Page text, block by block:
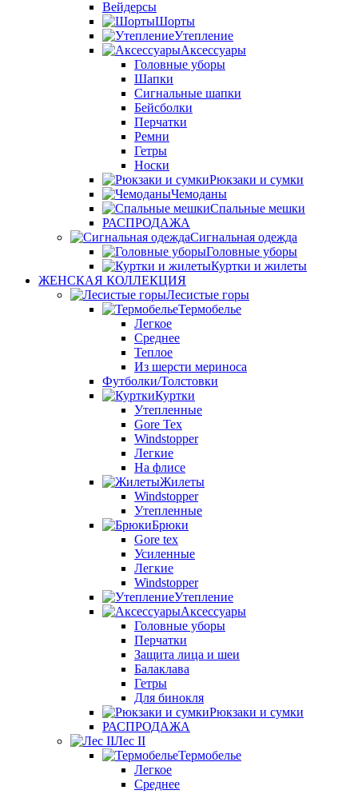
Вейдерсы
Шорты
Утепление
Аксессуары
Головные уборы
Шапки
Сигнальные шапки
Бейсболки
Перчатки
Ремни
Гетры
Носки
Рюкзаки и сумки
Чемоданы
Спальные мешки
РАСПРОДАЖА
Сигнальная одежда
Головные уборы
Куртки и жилеты
ЖЕНСКАЯ КОЛЛЕКЦИЯ
Лесистые горы
Термобелье
Легкое
Среднее
Теплое
Из шерсти мериноса
Футболки/Толстовки
Куртки
Утепленные
Gore Tex
Windstopper
Легкие
На флисе
Жилеты
Windstopper
Утепленные
Брюки
Gore tex
Усиленные
Легкие
Windstopper
Утепление
Аксессуары
Головные уборы
Перчатки
Защита лица и шеи
Балаклава
Гетры
Для бинокля
Рюкзаки и сумки
РАСПРОДАЖА
Лес II
Термобелье
Легкое
Среднее